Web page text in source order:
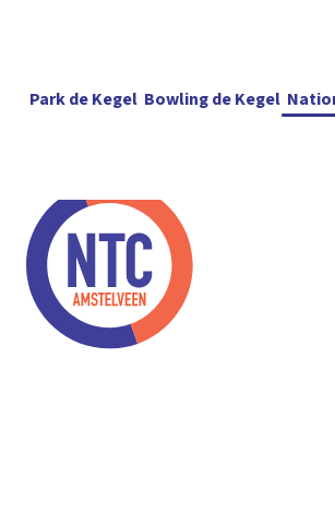
Park de Kegel Bowling de Kegel